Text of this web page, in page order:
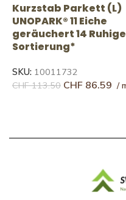
Kurzstab Parkett (L)
UNOPARK® 11 Eiche
geräuchert 14 Ruhige
Sortierung*
SKU: 10011732
CHF113.50 CHF 86.59